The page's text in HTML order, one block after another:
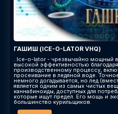
ГАШИШ (ICE-O-LATOR VHQ)
. Ice-o-lator - чрезвычайно мощный
высокой эффективностью
производственному процессу,
просеивание в ледяной воде.
немного догадывается, но лед
является одним из самых чистых
каннабиноиды, доступных для
которые ищут предел. Его мощь и
большинство курильщиков.